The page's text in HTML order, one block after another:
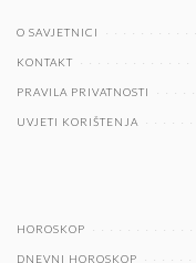
O SAVJETNICI
KONTAKT
PRAVILA PRIVATNOSTI
UVJETI KORIŠTENJA
HOROSKOP
DNEVNI HOROSKOP